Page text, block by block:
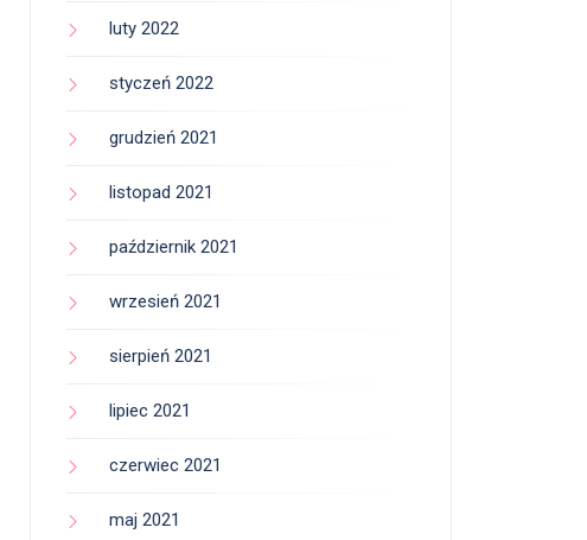
luty 2022
styczeń 2022
grudzień 2021
listopad 2021
październik 2021
wrzesień 2021
sierpień 2021
lipiec 2021
czerwiec 2021
maj 2021